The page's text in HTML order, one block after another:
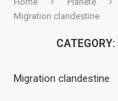
Migration clandestine
CATEGORY:
Migration clandestine